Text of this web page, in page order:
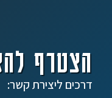
הצטרף
דרכים ליצירת קשר: